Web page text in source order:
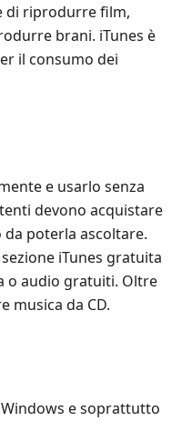
di riprodurre film,
brani. iTunes è
il consumo dei
e usarlo senza
devono acquistare
poterla ascoltare.
iTunes gratuita
o audio gratuiti. Oltre
musica da CD.
e soprattutto